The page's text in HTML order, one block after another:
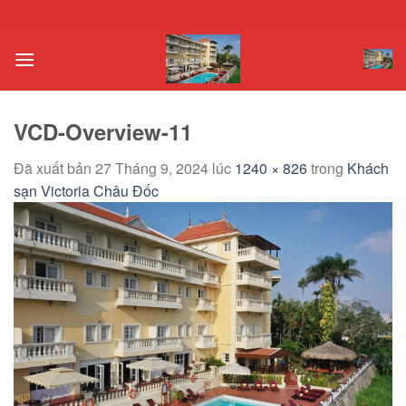
nội
VCD-Overview-11
Đã xuất bản 27 Tháng 9, 2024 lúc 1240 × 826trong Khách
sạn Victoria Châu Đốc